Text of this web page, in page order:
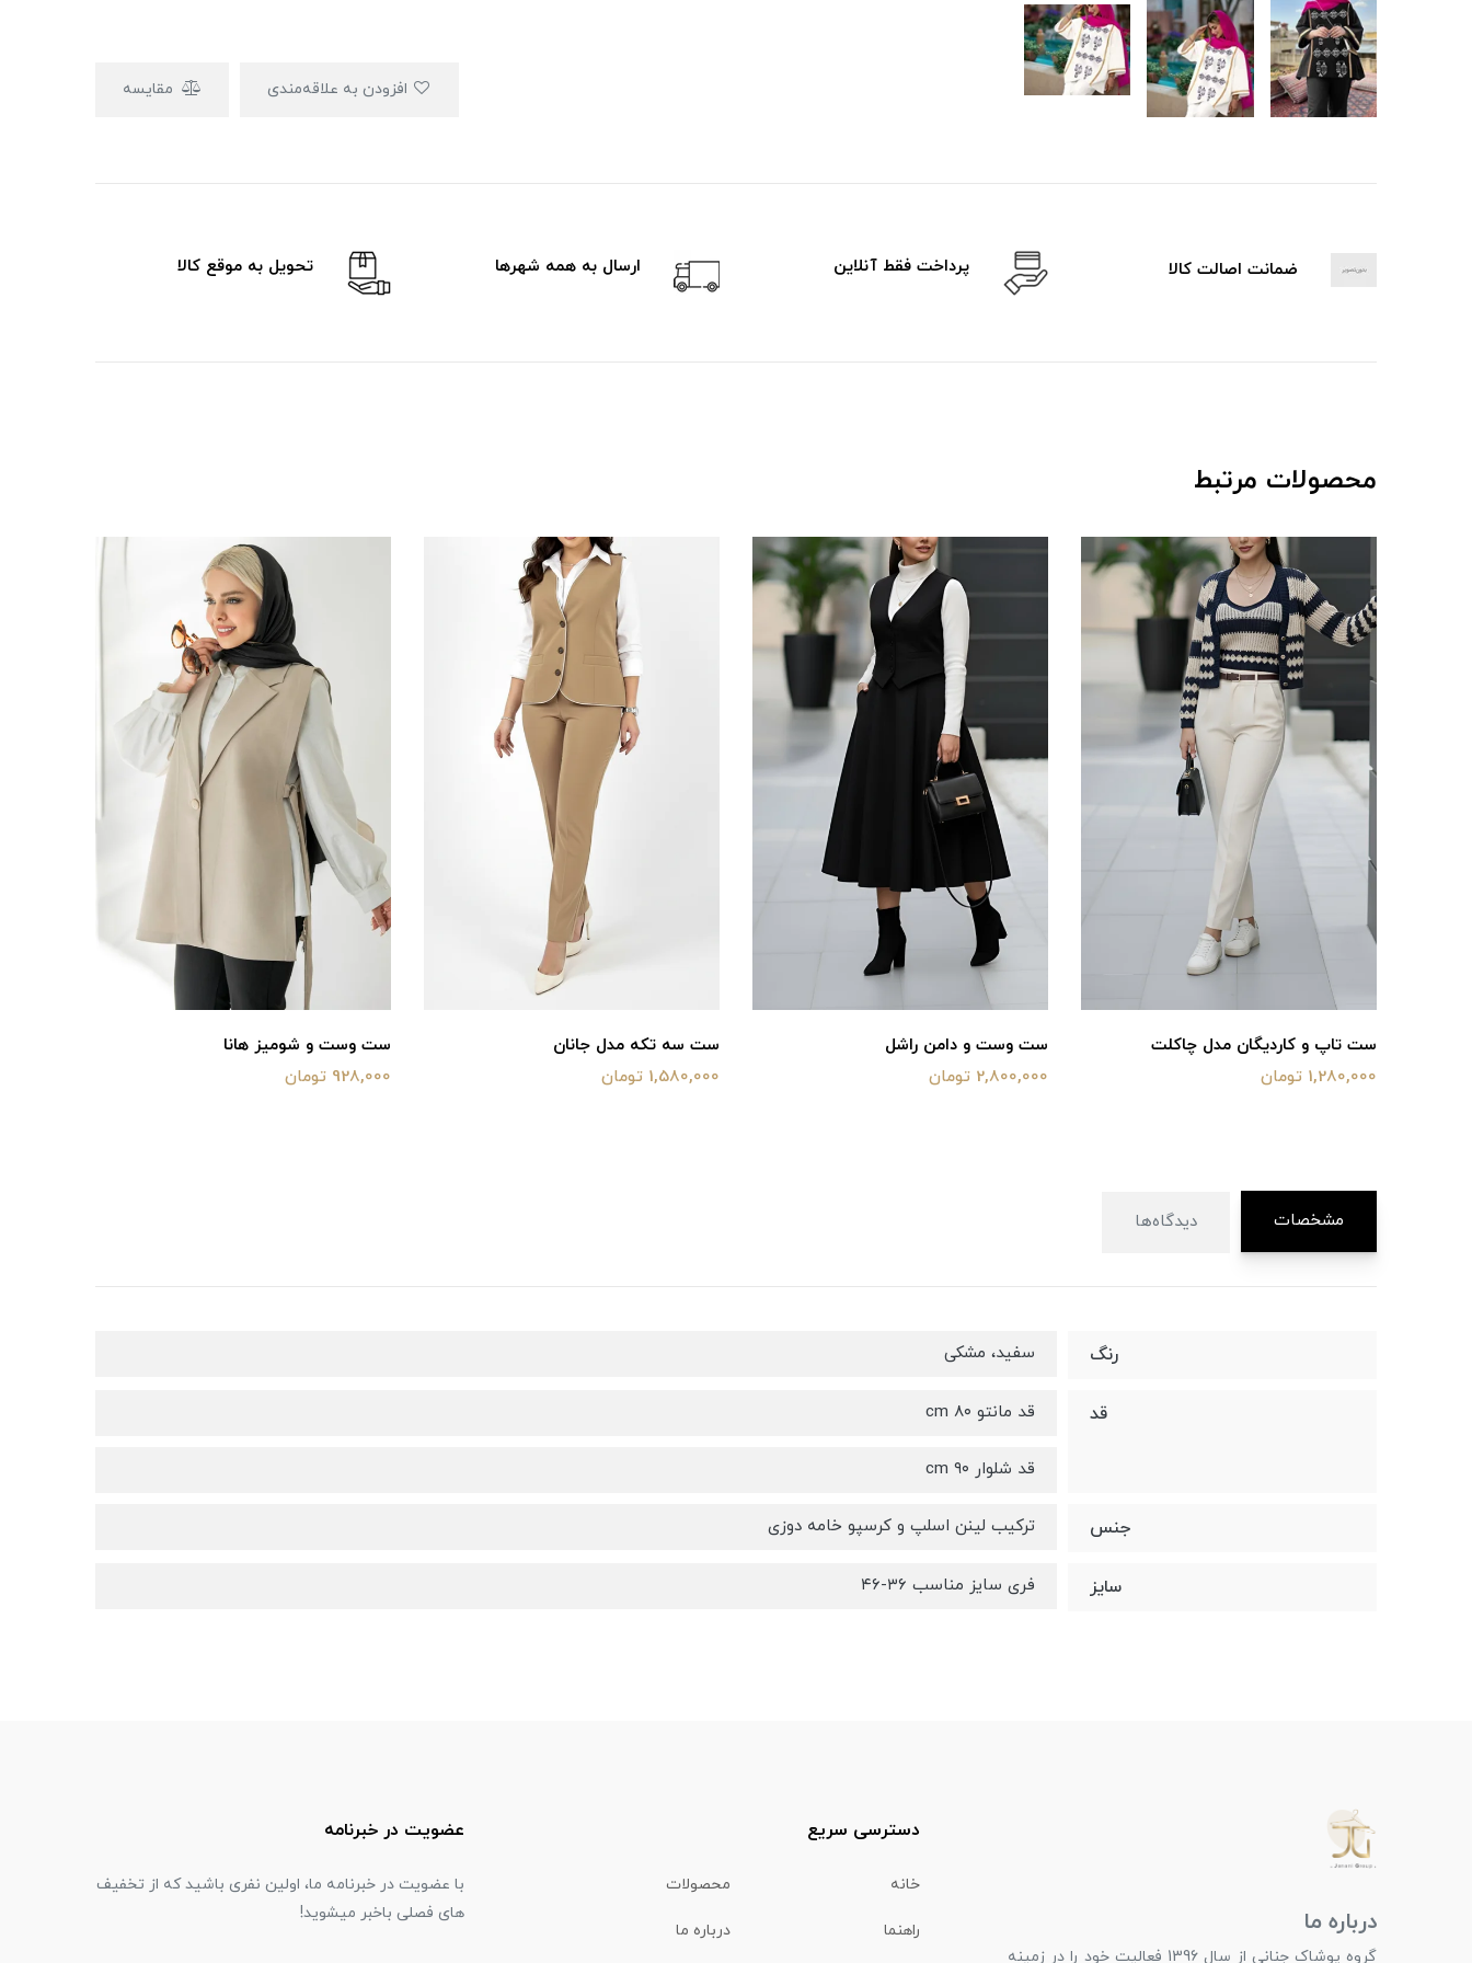
مقایسه
ضمانت اصالت کالا پرداخت فقط آنلاین ارسال به همه شهرها تحویل به موقع کالا
محصولات مرتبط
ست تاپ و کاردیگان مدل چاکلت
1,280,000 تومان
ست وست و دامن راشل
2,800,000 تومان
ست سه تکه مدل جانان
1,580,000 تومان
ست وست و شومیز هانا
928,000 تومان
مشخصات دیدگاه‌ها
رنگ سفید، مشکی
قد قد مانتو ۸۰ cm
قد شلوار ۹۰ cm
جنس ترکیب لینن اسلپ و کرسپو خامه دوزی
سایز فری سایز مناسب ۳۶-۴۶
درباره ما
گروه پوشاک جنانی از سال 1396 فعالیت خود را در زمینه
دسترسی سریع
خانه محصولات
راهنما درباره ما
عضویت در خبرنامه
با عضویت در خبرنامه ما، اولین نفری باشید که از تخفیف
های فصلی باخبر میشوید!